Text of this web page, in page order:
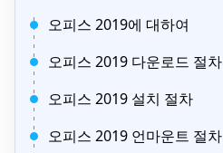
오피스 2019에 대하여
오피스 2019 다운로드 절차
오피스 2019 설치 절차
오피스 2019 언마운트 절차